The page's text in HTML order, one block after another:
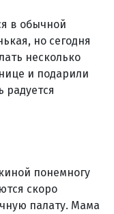
в обычной
но сегодня
несколько
и подарили
радуется
понемногу
скоро
палату. Мама